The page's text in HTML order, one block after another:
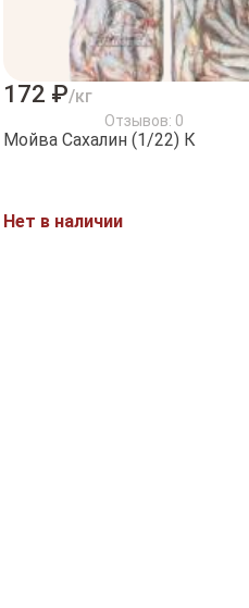
172 ₽/кг
Отзывов: 0
Мойва Сахалин (1/22) К
Нет в наличии